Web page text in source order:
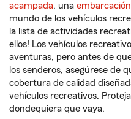
acampada, una embarcación
mundo de los vehículos
la lista de actividades
ellos! Los vehículos
aventuras, pero antes de
los senderos, asegúrese de
cobertura de calidad
vehículos recreativos.
dondequiera que vaya.